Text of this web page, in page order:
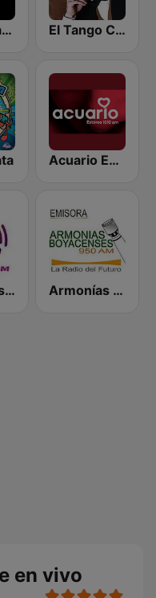
La Vallenata Es El Tango Criollo
Acuario Estereo
La Cariñosa Bogotá 610 AM Armonías Boyacenses
en vivo